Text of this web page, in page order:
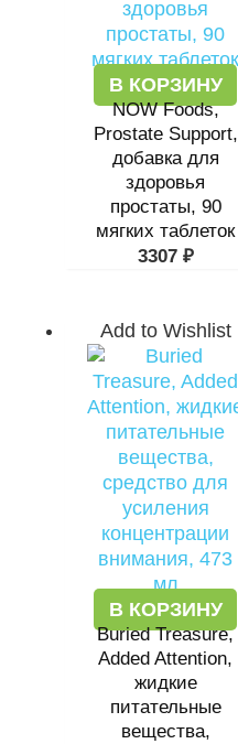
В КОРЗИНУ
NOW Foods,
Prostate Support,
добавка для
здоровья
простаты, 90
мягких таблеток
3307 ₽
Add to Wishlist
В КОРЗИНУ
Buried Treasure,
Added Attention,
жидкие
питательные
вещества,